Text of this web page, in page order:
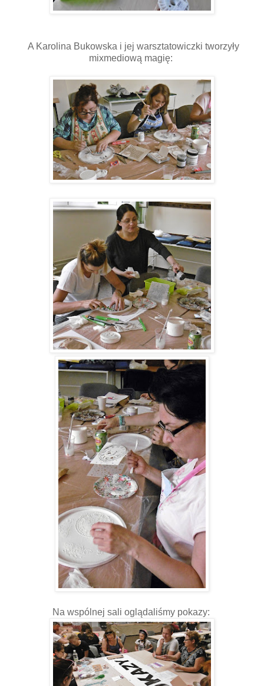
A Karolina Bukowska i jej warsztatowiczki tworzyły
mixmediową magię:
Na wspólnej sali oglądaliśmy pokazy: